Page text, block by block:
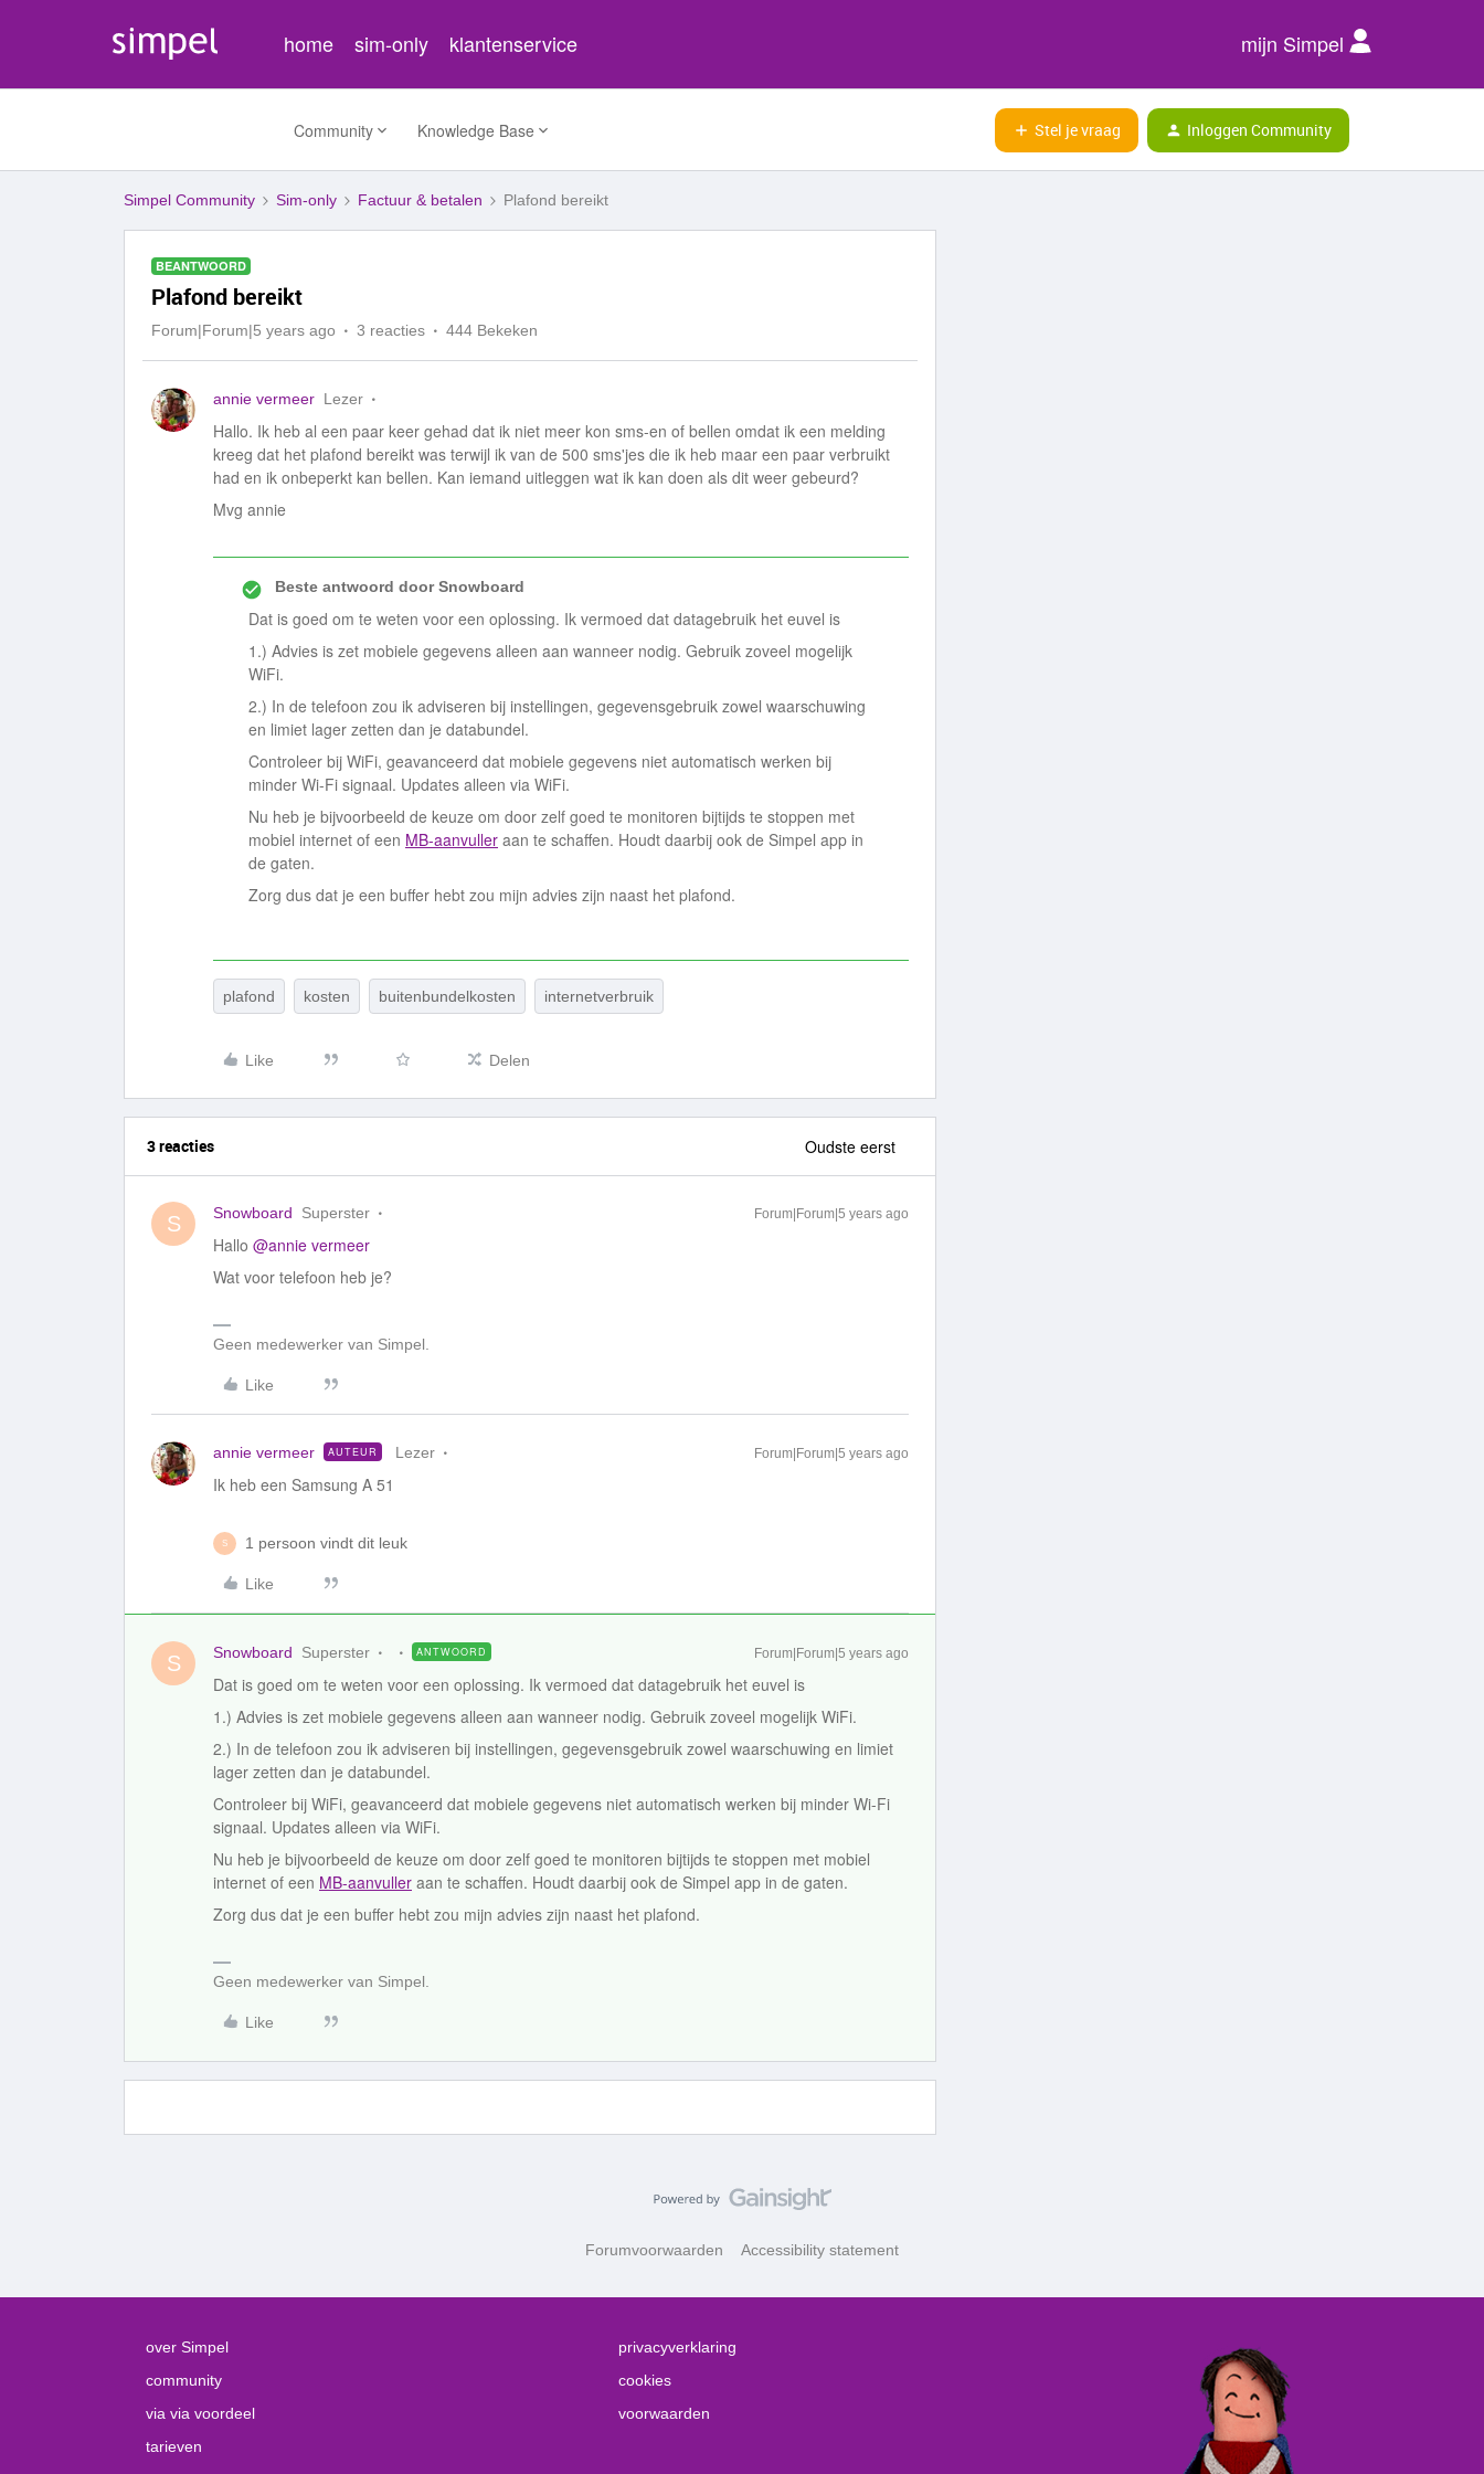
home sim-only klantenservice mijn Simpel
Community Knowledge Base Stel je vraag Inloggen Community
Simpel Community Sim-only Factuur & betalen Plafond bereikt
BEANTWOORD
Plafond bereikt
Forum|Forum|5 years ago 3 reacties 444 Bekeken
annie vermeer Lezer
Hallo. Ik heb al een paar keer gehad dat ik niet meer kon sms-en of bellen omdat ik een melding
kreeg dat het plafond bereikt was terwijl ik van de 500 sms'jes die ik heb maar een paar verbruikt
had en ik onbeperkt kan bellen. Kan iemand uitleggen wat ik kan doen als dit weer gebeurd?
Mvg annie
Beste antwoord doorSnowboard
Dat is goed om te weten voor een oplossing. Ik vermoed dat datagebruik het euvel is
1.) Advies is zet mobiele gegevens alleen aan wanneer nodig. Gebruik zoveel mogelijk
WiFi.
2.) In de telefoon zou ik adviseren bij instellingen, gegevensgebruik zowel waarschuwing
en limiet lager zetten dan je databundel.
Controleer bij WiFi, geavanceerd dat mobiele gegevens niet automatisch werken bij
minder Wi-Fi signaal. Updates alleen via WiFi.
Nu heb je bijvoorbeeld de keuze om door zelf goed te monitoren bijtijds te stoppen met
mobiel internet of een MB-aanvuller aan te schaffen. Houdt daarbij ook de Simpel app in
de gaten.
Zorg dus dat je een buffer hebt zou mijn advies zijn naast het plafond.
plafond kosten buitenbundelkosten internetverbruik
Like Delen
3 reacties Oudste eerst
S Snowboard Superster Forum|Forum|5 years ago
Hallo @annie vermeer
Wat voor telefoon heb je?
Geen medewerker van Simpel.
Like
annie vermeer AUTEUR Lezer Forum|Forum|5 years ago
Ik heb een Samsung A 51
S 1 persoon vindt dit leuk
Like
S Snowboard Superster ANTWOORD Forum|Forum|5 years ago
Dat is goed om te weten voor een oplossing. Ik vermoed dat datagebruik het euvel is
1.) Advies is zet mobiele gegevens alleen aan wanneer nodig. Gebruik zoveel mogelijk WiFi.
2.) In de telefoon zou ik adviseren bij instellingen, gegevensgebruik zowel waarschuwing en limiet
lager zetten dan je databundel.
Controleer bij WiFi, geavanceerd dat mobiele gegevens niet automatisch werken bij minder Wi-Fi
signaal. Updates alleen via WiFi.
Nu heb je bijvoorbeeld de keuze om door zelf goed te monitoren bijtijds te stoppen met mobiel
internet of een MB-aanvuller aan te schaffen. Houdt daarbij ook de Simpel app in de gaten.
Zorg dus dat je een buffer hebt zou mijn advies zijn naast het plafond.
Geen medewerker van Simpel.
Like
Forumvoorwaarden Accessibility statement
over Simpel
community
via via voordeel
tarieven
privacyverklaring
cookies
voorwaarden